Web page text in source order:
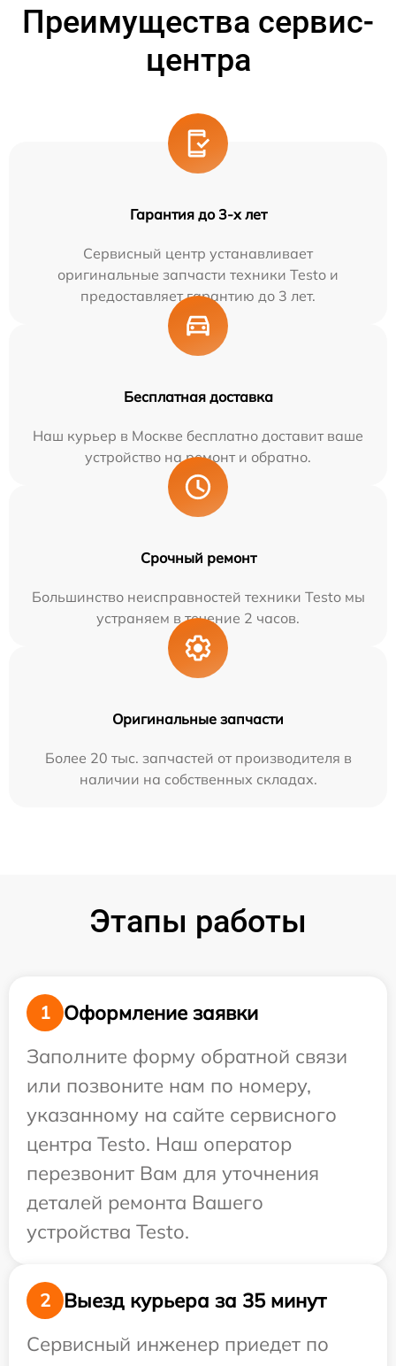
Преимущества сервис-
центра
Гарантия до 3-х лет
Сервисный центр устанавливает
оригинальные запчасти техники Testo и
предоставляет гарантию до 3 лет.
Бесплатная доставка
Наш курьер в Москве бесплатно доставит ваше
устройство на ремонт и обратно.
Срочный ремонт
Большинство неисправностей техники Testo мы
устраняем в течение 2 часов.
Оригинальные запчасти
Более 20 тыс. запчастей от производителя в
наличии на собственных складах.
Этапы работы
1
Оформление заявки
Заполните форму обратной связи
или позвоните нам по номеру,
указанному на сайте сервисного
центра Testo. Наш оператор
перезвонит Вам для уточнения
деталей ремонта Вашего
устройства Testo.
2
Выезд курьера за 35 минут
Сервисный инженер приедет по